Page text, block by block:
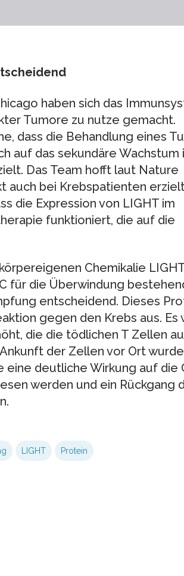
haben sich das
Tumore zu nutze gemacht.
dass die Behandlung eines
auf das sekundäre Wachstum
Das Team hofft laut Nature
auch bei Krebspatienten
die Expression von LIGHT im
funktioniert, die auf die
Chemikalie
für die Überwindung
entscheidend. Dieses
gegen den Krebs aus. Es
die die tödlichen T Zellen
der Zellen vor Ort
eine deutliche Wirkung auf die
werden und ein Rückgang
LIGHT Protein